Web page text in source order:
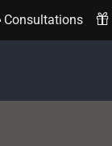
Consultations